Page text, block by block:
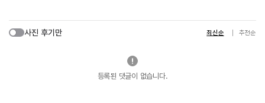
사진 후기만 최신순 추천순
등록된 댓글이 없습니다.